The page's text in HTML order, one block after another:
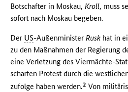
Botschafter in Moskau,Kroll, muss
sofort nach Moskau begeben.
Der US-AußenministerRusk hat in
zu den Maßnahmen der Regierung
eine Verletzung des Viermächte-
scharfen Protest durch die
zufolge haben werden.2 Von